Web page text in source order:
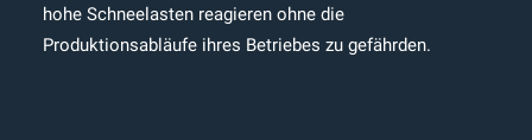
hohe Schneelasten reagieren ohne die
Produktionsabläufe ihres Betriebes zu gefährden.